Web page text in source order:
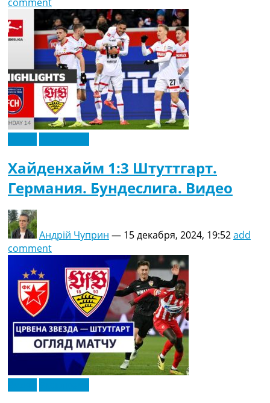
Хайденхайм 1:3 Штуттгарт.
Германия. Бундеслига. Видео
Андрій Чуприн — 15 декабря, 2024, 19:52add
comment